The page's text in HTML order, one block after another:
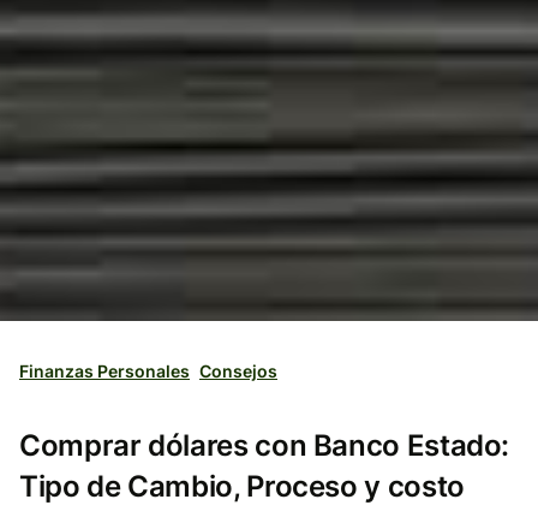
Finanzas Personales Consejos
Comprar dólares con Banco Estado:
Tipo de Cambio, Proceso y costo